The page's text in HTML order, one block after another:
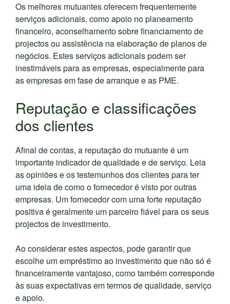
Os melhores mutuantes oferecem frequentemente
serviços adicionais, como apoio no planeamento
financeiro, aconselhamento sobre financiamento de
projectos ou assistência na elaboração de planos de
negócios. Estes serviços adicionais podem ser
inestimáveis para as empresas, especialmente para
as empresas em fase de arranque e as PME.
Reputação e classificações
dos clientes
Afinal de contas, a reputação do mutuante é um
importante indicador de qualidade e de serviço. Leia
as opiniões e os testemunhos dos clientes para ter
uma ideia de como o fornecedor é visto por outras
empresas. Um fornecedor com uma forte reputação
positiva é geralmente um parceiro fiável para os seus
projectos de investimento.
Ao considerar estes aspectos, pode garantir que
escolhe um empréstimo ao investimento que não só é
financeiramente vantajoso, como também corresponde
às suas expectativas em termos de qualidade, serviço
e apoio.